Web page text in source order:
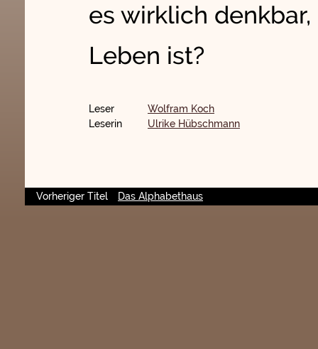
es wirklich
Leben ist?
Leser
Wolfram Koch
Leserin
Ulrike Hübschmann
Vorheriger Titel Das Alphabethaus